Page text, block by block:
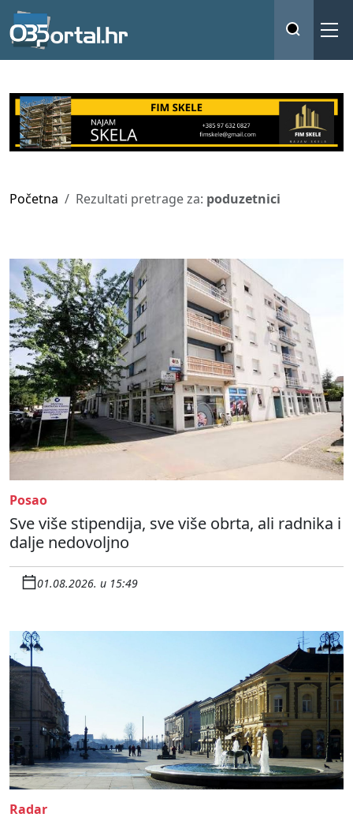
Početna Rezultati pretrage za: poduzetnici
Posao
Sve više stipendija, sve više obrta, ali radnika i
dalje nedovoljno
01.08.2026. u 15:49
Radar